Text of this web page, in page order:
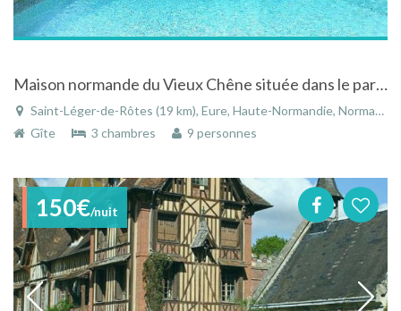
Maison normande du Vieux Chêne située dans le parc du château de Saint léger de Rôtes
Saint-Léger-de-Rôtes (19 km), Eure, Haute-Normandie, Normandie, France
Gîte
3 chambres 9 personnes
150€/nuit